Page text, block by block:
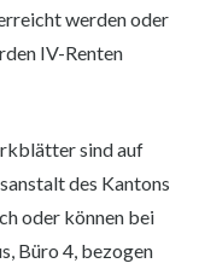
werden oder
IV-Renten
sind auf
des Kantons
oder können bei
Büro 4, bezogen